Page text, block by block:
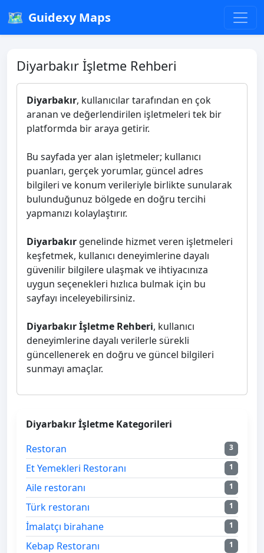
🗺️ Guidexy Maps
Diyarbakır İşletme Rehberi
Diyarbakır, kullanıcılar tarafından en çok
aranan ve değerlendirilen işletmeleri tek bir
platformda bir araya getirir.
Bu sayfada yer alan işletmeler; kullanıcı
puanları, gerçek yorumlar, güncel adres
bilgileri ve konum verileriyle birlikte sunularak
bulunduğunuz bölgede en doğru tercihi
yapmanızı kolaylaştırır.
Diyarbakır genelinde hizmet veren işletmeleri
keşfetmek, kullanıcı deneyimlerine dayalı
güvenilir bilgilere ulaşmak ve ihtiyacınıza
uygun seçenekleri hızlıca bulmak için bu
sayfayı inceleyebilirsiniz.
Diyarbakır İşletme Rehberi, kullanıcı
deneyimlerine dayalı verilerle sürekli
güncellenerek en doğru ve güncel bilgileri
sunmayı amaçlar.
Diyarbakır İşletme Kategorileri
Restoran
3
Et Yemekleri Restoranı 1
Aile restoranı 1
Türk restoranı 1
İmalatçı birahane 1
Kebap Restoranı 1